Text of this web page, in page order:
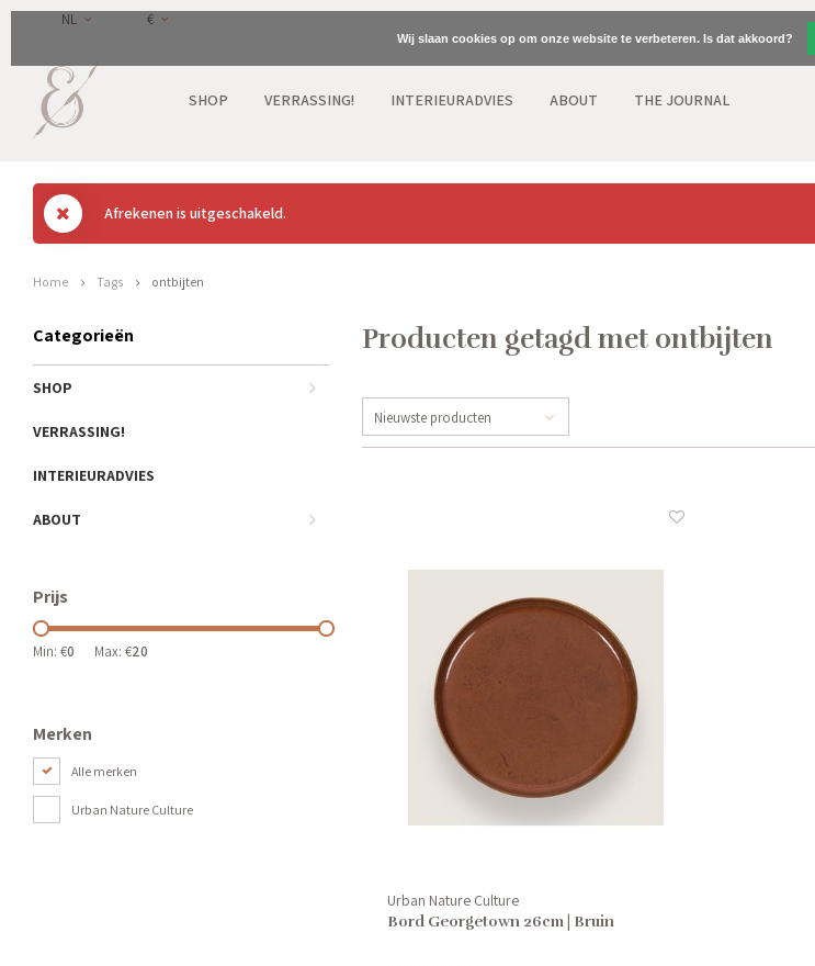
NL €
SHOP VERRASSING! INTERIEURADVIES ABOUT THE JOURNAL
Afrekenen is uitgeschakeld.
Home Tags ontbijten
Categorieën
SHOP
VERRASSING!
INTERIEURADVIES
ABOUT
Prijs
Min: €0 Max: €20
Merken
Alle merken
Urban Nature Culture
Producten getagd met ontbijten
Nieuwste producten
Urban Nature Culture
Bord Georgetown 26cm | Bruin
Wij slaan cookies op om onze website te verbeteren. Is dat akkoord?